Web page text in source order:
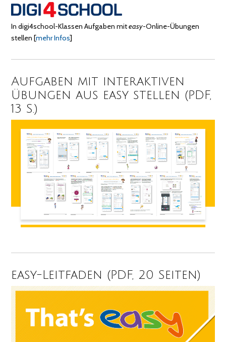
In digi4school-Klassen Aufgaben miteasy-Online-Übungen
stellen[mehr Infos]
Aufgaben mit interaktiven
Übungen aus easy stellen (PDF,
13 S.)
easy-Leitfaden (PDF, 20 Seiten)